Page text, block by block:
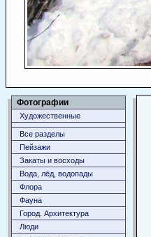
Фотографии
Художественные
Все разделы
Пейзажи
Закаты и восходы
Вода, лёд, водопады
Флора
Фауна
Город. Архитектура
Люди